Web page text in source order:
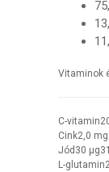
Vitaminok
C-vitamin
Cink2,0 mg
Jód 30 μg
L-glutamin